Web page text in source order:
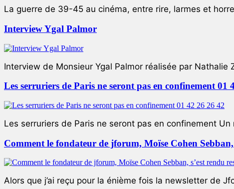
La guerre de 39-45 au cinéma, entre rire, larmes et
Interview Ygal Palmor
Interview de Monsieur Ygal Palmor réalisée par
Les serruriers de Paris ne seront pas en confinement 01
Les serruriers de Paris ne seront pas en confinement
Comment le fondateur de jforum, Moïse Cohen
Alors que j’ai reçu pour la énième fois la newsletter de